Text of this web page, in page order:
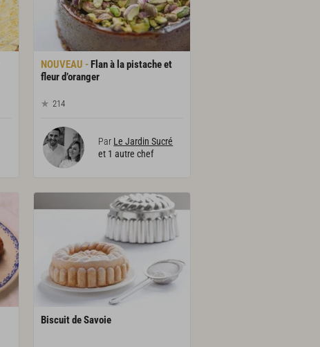
Flan à la pistache et
fleur d’oranger
214
Par Le Jardin Sucré
et 1 autre chef
BiscuitdeSavoie